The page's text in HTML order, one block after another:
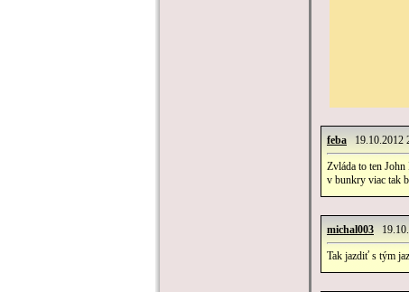
feba 19.10.2012
Zvláda to ten
v bunkry viac tak
michal003
Tak jazdiť s tým